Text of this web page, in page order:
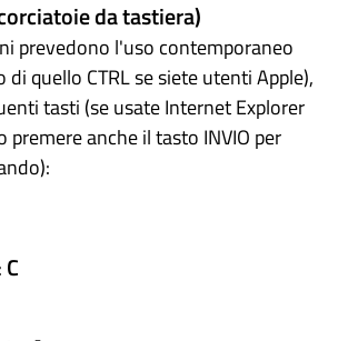
da tastiera)
prevedono l'uso contemporaneo
di quello CTRL se siete utenti Apple),
tasti (se usate Internet Explorer
premere anche il tasto INVIO per
C